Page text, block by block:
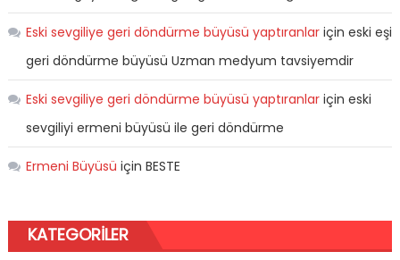
Eski sevgiliye geri döndürme büyüsü yaptıranlariçin eski eşi
geri döndürme büyüsü Uzman medyum tavsiyemdir
Eski sevgiliye geri döndürme büyüsü yaptıranlariçin eski
sevgiliyi ermeni büyüsü ile geri döndürme
Ermeni Büyüsü için BESTE
KATEGORILER